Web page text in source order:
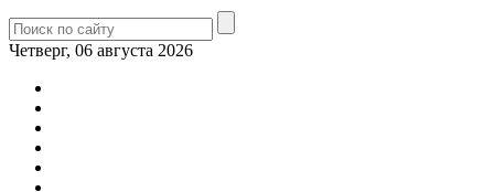
Четверг, 06 августа 2026